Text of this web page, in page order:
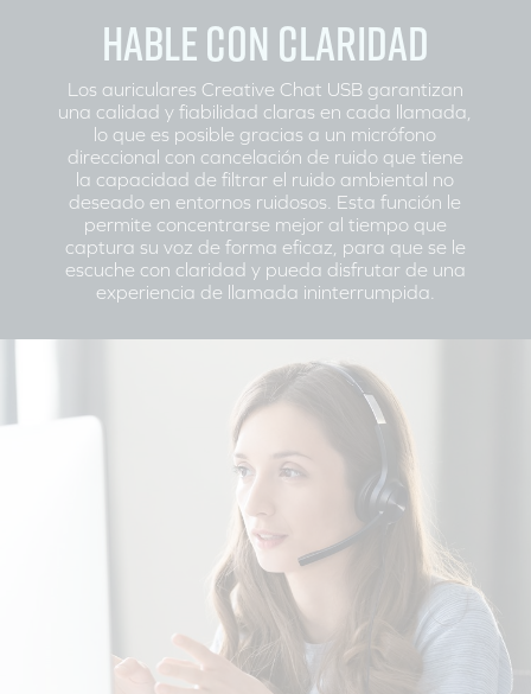
HABLE CON CLARIDAD
Los auriculares Creative Chat USB garantizan
una calidad y fiabilidad claras en cada llamada,
lo que es posible gracias a un micrófono
direccional con cancelación de ruido que tiene
la capacidad de filtrar el ruido ambiental no
deseado en entornos ruidosos. Esta función le
permite concentrarse mejor al tiempo que
captura su voz de forma eficaz, para que se le
escuche con claridad y pueda disfrutar de una
experiencia de llamada ininterrumpida.